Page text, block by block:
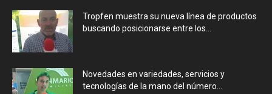
Tropfen muestra su nueva línea de productos
buscando posicionarse entre los...
Novedades en variedades, servicios y
tecnologías de la mano del número...